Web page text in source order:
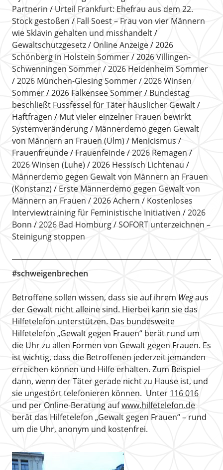
Partnerin
Urteil Frankfurt: Ehefrau aus dem 22.
Stock gestoßen
Fall Soest – Frau von vier Männern
wie Sklavin gehalten und misshandelt
Gewaltschutzgesetz
Online Anzeige
2026
Schönberg in Holstein Sommer
2026 Villingen-
Schwenningen Sommer
2026 Heidenheim Sommer
2026 München-Giesing Sommer
2026 Winsen
Sommer
2026 Falkensee Sommer
Bundestag
beschließt Fussfessel für Täter häuslicher Gewalt
Haftfragen
Mut vieler einzelner Frauen bewirkt
Systemveränderung
Männerdemo gegen Gewalt
von Männern an Frauen (Ulm)
Menicismus
Frauenfreunde
Frauenfeinde
2026 Remagen
2026 Winsen (Luhe)
2026 Hessisch Lichtenau
Männerdemo gegen Gewalt von Männern an Frauen
(Konstanz)
Erste Männerdemo gegen Gewalt von
Männern an Frauen
2026 Achern
Kostenloses
Interviewtraining für Feministische Initiativen
2026
Bonn
2026 Bad Homburg
SOFORT unterzeichnen –
Steinigung stoppen
#schweigenbrechen
Betroffene sollen wissen, dass sie auf ihrem Wegaus
der Gewalt nicht alleine sind. Hierbei kann sie das
Hilfetelefon unterstützen. Das bundesweite
Hilfetelefon „Gewalt gegen Frauen“ berät rund um
die Uhr zu allen Formen von Gewalt gegen Frauen. Es
ist wichtig, dass die Betroffenen jederzeit jemanden
erreichen können und Hilfe erhalten. Zum Beispiel
dann, wenn der Täter gerade nicht zu Hause ist, und
sie ungestört telefonieren können. Unter 116 016
und per Online-Beratung aufwww.hilfetelefon.de
berät das Hilfetelefon „Gewalt gegen Frauen“ – rund
um die Uhr, anonym und kostenfrei.